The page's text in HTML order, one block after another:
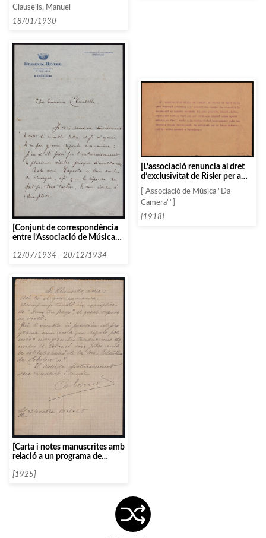
Clausells, Manuel
18/01/1930
[Conjunt de correspondència
entre l’Associació de Música
entitats que comencen amb la
12/07/1934 - 20/12/1934
[L’associació renuncia al dret
d’exclusivitat de Risler per a
que pugui participar en un
concert amb Casals, Pau,
Director Artístic de l’entitat]
["Associació de Música "Da
Camera""]
[1918]
[Carta i notes manuscrites amb
relació a un programa de
[1925]